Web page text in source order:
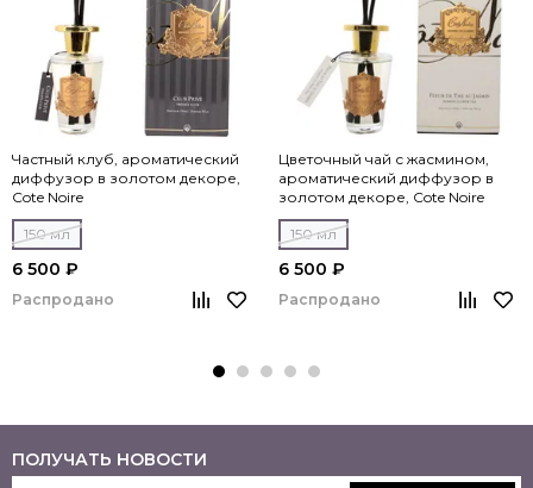
Частный клуб, ароматический
диффузор в золотом декоре,
Cote Noire
150 мл
6 500 ₽
Распродано
Цветочный чай с жасмином,
ароматический диффузор в
золотом декоре, Cote Noire
150 мл
6 500 ₽
Распродано
ПОЛУЧАТЬ НОВОСТИ